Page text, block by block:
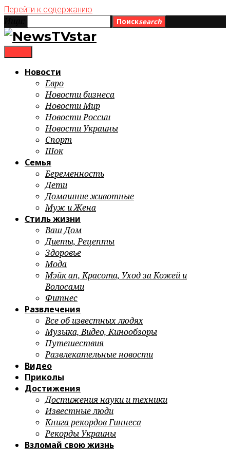
Перейти к содержанию
Поискsearch
Новости
Евро
Новости бизнеса
Новости Мир
Новости России
Новости Украины
Спорт
Шок
Семья
Беременность
Дети
Домашние животные
Муж и Жена
Стиль жизни
Ваш Дом
Диеты, Рецепты
Здоровье
Мода
Мэйк ап, Красота, Уход за Кожей и
Волосами
Фитнес
Развлечения
Все об известных людях
Музыка, Видео, Кинообзоры
Путешествия
Развлекательные новости
Видео
Приколы
Достижения
Достижения науки и техники
Известные люди
Книга рекордов Гиннеса
Рекорды Украины
Взломай свою жизнь